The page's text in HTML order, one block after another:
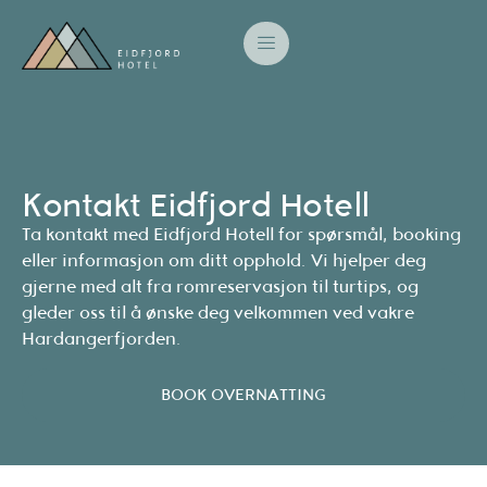
Kontakt Eidfjord Hotell
Ta kontakt med Eidfjord Hotell for spørsmål, booking
eller informasjon om ditt opphold. Vi hjelper deg
gjerne med alt fra romreservasjon til turtips, og
gleder oss til å ønske deg velkommen ved vakre
Hardangerfjorden.
BOOK OVERNATTING